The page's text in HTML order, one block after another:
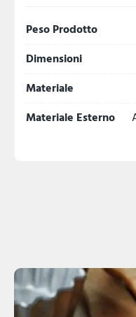
Peso Prodotto
Dimensioni
Materiale
Materiale Esterno